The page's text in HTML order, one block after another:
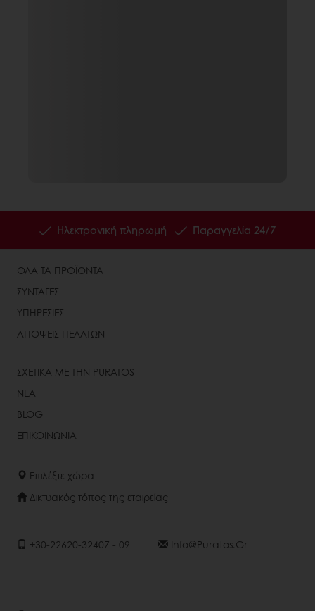
Ηλεκτρονική πληρωμή Παραγγελία 24/7
ΟΛΑ ΤΑ ΠΡΟΪΟΝΤΑ
ΣΥΝΤΑΓΕΣ
ΥΠΗΡΕΣΙΕΣ
ΑΠΟΨΕΙΣ ΠΕΛΑΤΩΝ
ΣΧΕΤΙΚΑ ΜΕ ΤΗΝ PURATOS
ΝΕΑ
BLOG
ΕΠΙΚΟΙΝΩΝΙΑ
Επιλέξτε χώρα
Δικτυακός τόπος της εταιρείας
+30-22620-32407 - 09 Info@puratos.gr